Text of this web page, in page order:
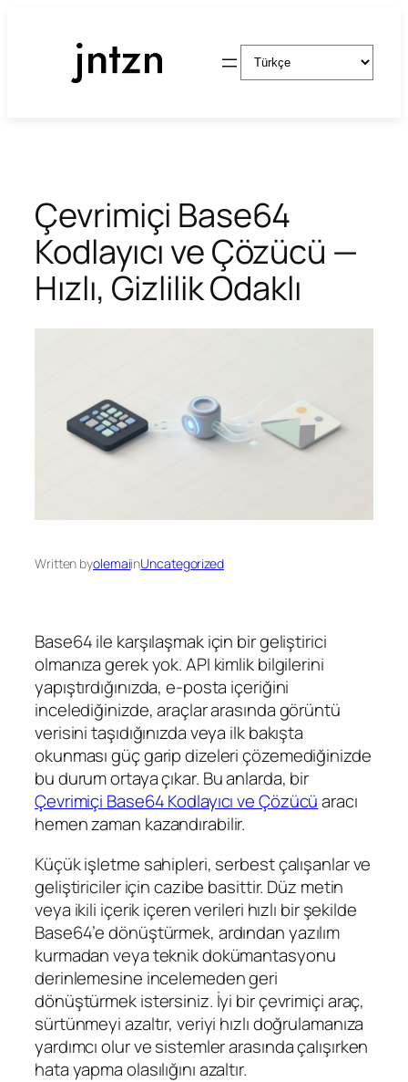
Dil
Seç
Çevrimiçi Base64
Kodlayıcı ve Çözücü —
Hızlı, Gizlilik Odaklı
Written byolemaiinUncategorized
Base64 ile karşılaşmak için bir geliştirici
olmanıza gerek yok. API kimlik bilgilerini
yapıştırdığınızda, e-posta içeriğini
incelediğinizde, araçlar arasında görüntü
verisini taşıdığınızda veya ilk bakışta
okunması güç garip dizeleri çözemediğinizde
bu durum ortaya çıkar. Bu anlarda, bir
Çevrimiçi Base64 Kodlayıcı ve Çözücüaracı
hemen zaman kazandırabilir.
Küçük işletme sahipleri, serbest çalışanlar ve
geliştiriciler için cazibe basittir. Düz metin
veya ikili içerik içeren verileri hızlı bir şekilde
Base64’e dönüştürmek, ardından yazılım
kurmadan veya teknik dokümantasyonu
derinlemesine incelemeden geri
dönüştürmek istersiniz. İyi bir çevrimiçi araç,
sürtünmeyi azaltır, veriyi hızlı doğrulamanıza
yardımcı olur ve sistemler arasında çalışırken
hata yapma olasılığını azaltır.